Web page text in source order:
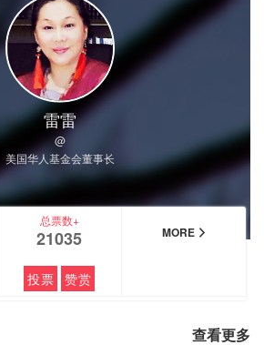
雷雷
@
美国华人基金会董事长
总票数+
21035
投票 赞赏
MORE
查看更多